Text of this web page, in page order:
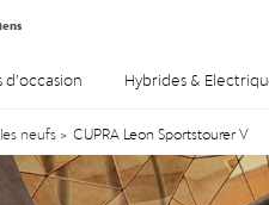
Hybrides &
neufs > CUPRA Leon Sportstourer V